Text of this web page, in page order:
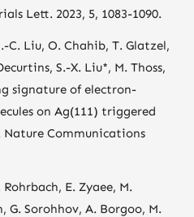
Lett. 2023, 5, 1083-1090.
C. Liu, O. Chahib, T. Glatzel,
S.-X. Liu*, M. Thoss,
signature of electron-
on Ag(111) triggered
Communications
Rohrbach, E. Zyaee, M.
Sorohhov, A. Borgoo, M.